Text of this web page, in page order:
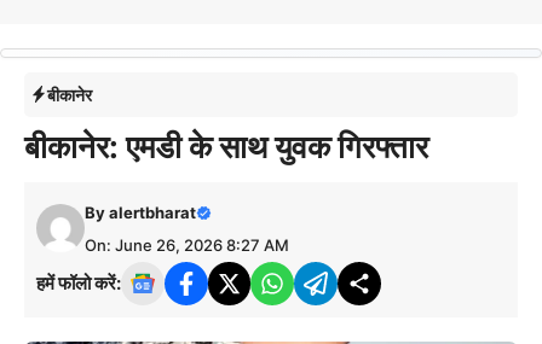
बीकानेर
बीकानेर: एमडी के साथ युवक गिरफ्तार
Byalertbharat
On: June 26, 2026 8:27 AM
हमें फॉलो करें: